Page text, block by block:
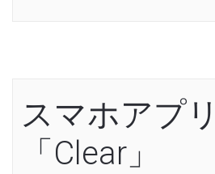
スマホアプリ
「Clear」